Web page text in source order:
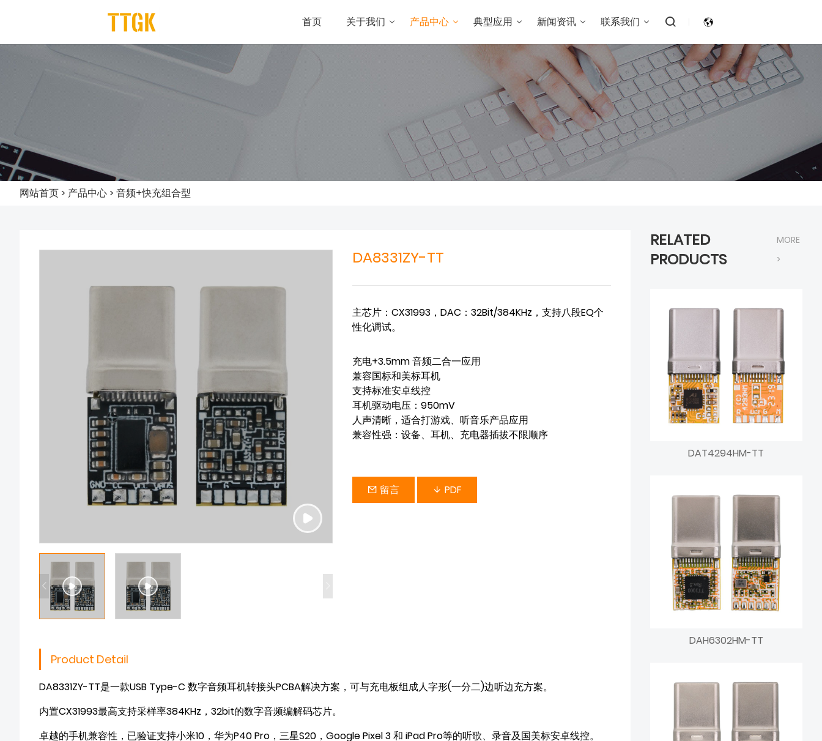
首页 关于我们 产品中心 典型应用 新闻资讯 联系我们
网站首页 > 产品中心 > 音频+快充组合型
DA8331ZY-TT
主芯片：CX31993，DAC：32Bit/384KHz，支持八段EQ个
性化调试。
充电+3.5mm 音频二合一应用
兼容国标和美标耳机
支持标准安卓线控
耳机驱动电压：950mV
人声清晰，适合打游戏、听音乐产品应用
兼容性强：设备、耳机、充电器插拔不限顺序
留言 PDF
Product Detail
DA8331ZY-TT是一款USB Type-C 数字音频耳机转接头PCBA解决方案，可与充电板组成人字形(一分二)边听边充方案。
内置CX31993最高支持采样率384KHz，32bit的数字音频编解码芯片。
卓越的手机兼容性，已验证支持小米10，华为P40 Pro，三星S20，Google Pixel 3 和 iPad Pro等的听歌、录音及国美标安卓线控。
RELATED
PRODUCTS
MORE
>
DAT4294HM-TT
DAH6302HM-TT